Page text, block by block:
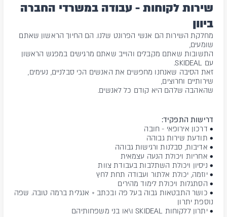
שירות לקוחות - עבודה במשרדי החברה
ביוון
מחלקת השירות הם אנשי הפרונט שלנו. הם החיוך הראשון שאתם
שומעים,
התשובות שאתם מקבלים והוייב שאתם מרגישים במפגש הראשון
עם SKIDEAL.
זאת הסיבה שאנחנו מחפשים את האנשים הכי סבלניים, נעימים,
שירותיים וחרוצים,
שהאהבה שלהם היא קודם כל לאנשים.
דרישות התפקיד:
• דרכון אירופאי - חובה
• תודעת שירות גבוהה
• אדיבות, סבלנות ורגישות גבוהה
• אחריות ויכולת הנעה עצמאית
• ניסיון ויכולת השתלבות בעבודת צוות
• יוזמה, יכולת אלתור ועבודה תחת לחץ
• הסתגלות ויכולת לימוד מהירים
• כושר התבטאות גבוה בעל פה ובכתב + אנגלית ברמה טובה. שפה
נוספת יתרון
• יתרון ללקוחות SKIDEAL ו\או בני משפחותיהם